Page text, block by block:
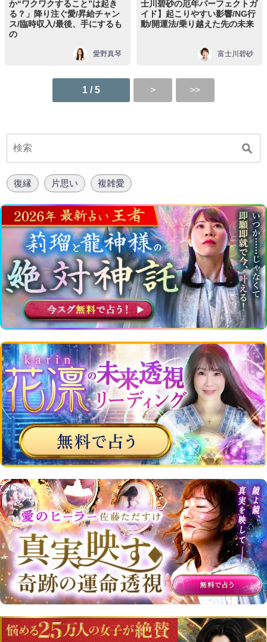
か“ワクワクすること”は起き
る？」降り注ぐ愛/昇給チャン
ス/臨時収入/最後、手にするも
の
愛野真琴
士川碧砂の厄年パーフェクトガ
イド】起こりやすい影響/NG行
動/開運法/乗り越えた先の未来
富士川碧砂
1 / 5
復縁 片思い 複雑愛